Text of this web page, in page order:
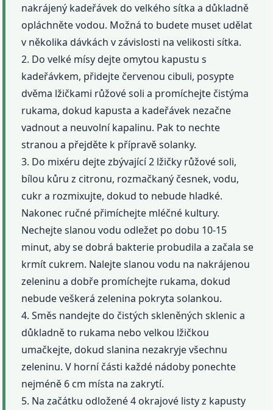
nakrájený kadeřávek do velkého sítka a důkladně
opláchněte vodou. Možná to budete muset udělat
v několika dávkách v závislosti na velikosti sítka.
2. Do velké mísy dejte omytou kapustu s
kadeřávkem, přidejte červenou cibuli, posypte
dvěma lžičkami růžové soli a promíchejte čistýma
rukama, dokud kapusta a kadeřávek nezačne
vadnout a neuvolní kapalinu. Pak to nechte
stranou a přejděte k přípravě solanky.
3. Do mixéru dejte zbývající 2 lžičky růžové soli,
bílou kůru z citronu, rozmačkaný česnek, vodu,
cukr a rozmixujte, dokud to nebude hladké.
Nakonec ručné přimíchejte mléčné kultury.
Nechejte slanou vodu odležet po dobu 10-15
minut, aby se dobrá bakterie probudila a začala se
krmít cukrem. Nalejte slanou vodu na nakrájenou
zeleninu a dobře promíchejte rukama, dokud
nebude veškerá zelenina pokryta solankou.
4. Směs nandejte do čistých skleněných sklenic a
důkladně to rukama nebo velkou lžičkou
umačkejte, dokud slanina nezakryje všechnu
zeleninu. V horní části každé nádoby ponechte
nejméně 6 cm místa na zakrytí.
5. Na začátku odložené 4 okrajové listy z kapusty